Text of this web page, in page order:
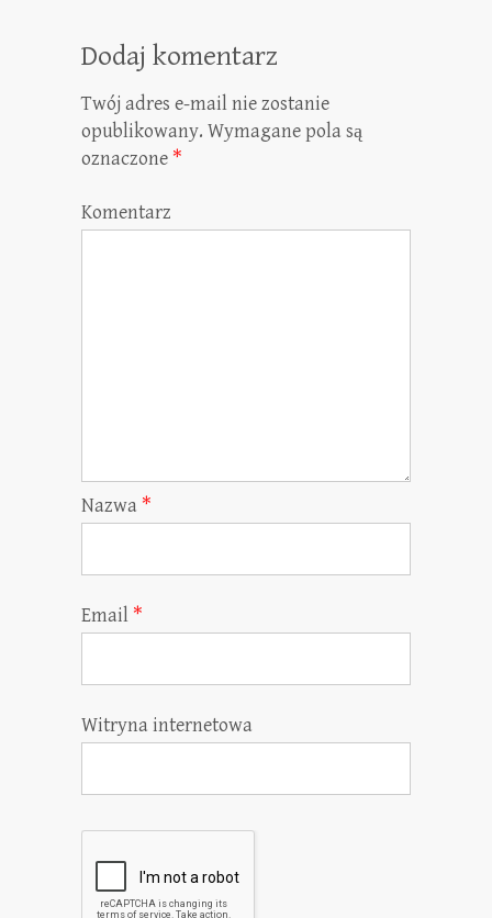
Dodaj komentarz
Twój adres e-mail nie zostanie
opublikowany. Wymagane pola są
oznaczone *
Komentarz
Nazwa *
Email *
Witryna internetowa